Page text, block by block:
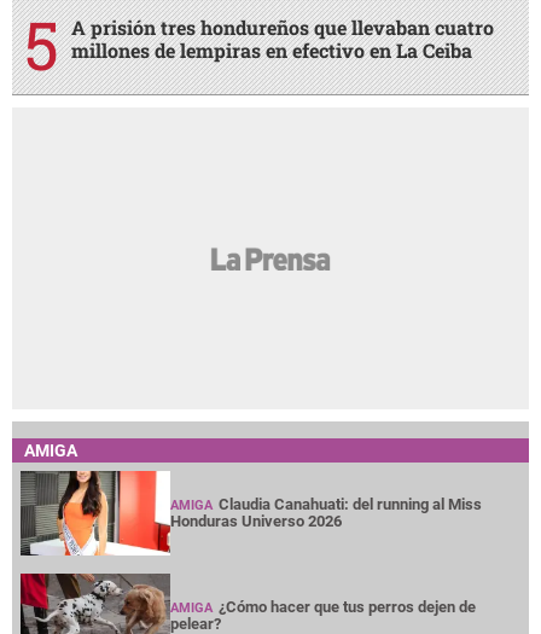
A prisión tres hondureños que llevaban cuatro
millones de lempiras en efectivo en La Ceiba
AMIGA
AMIGA Claudia Canahuati: del running al Miss
Honduras Universo 2026
AMIGA ¿Cómo hacer que tus perros dejen de
pelear?